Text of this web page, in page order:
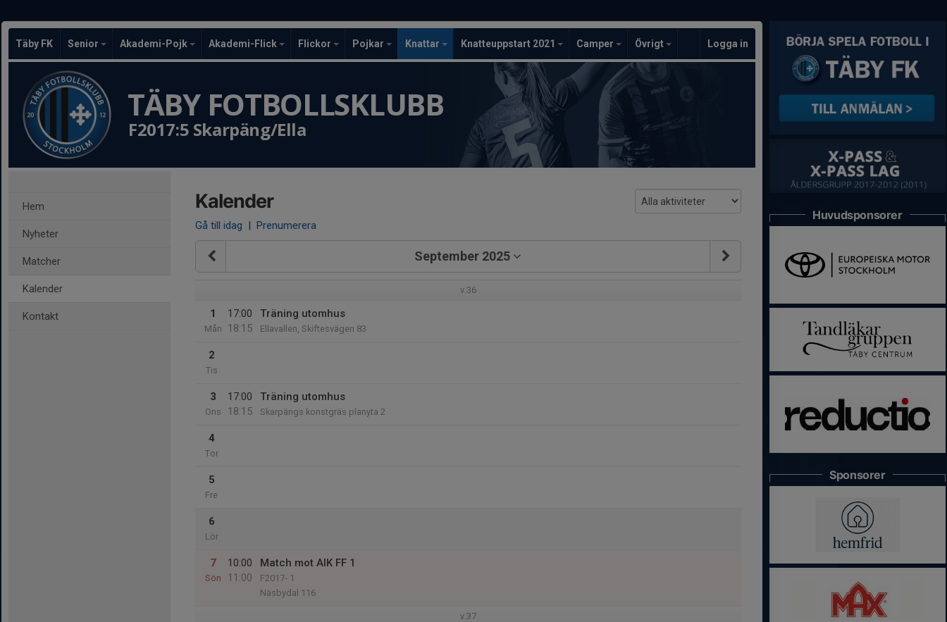
Täby FK Senior Akademi-Pojk Akademi-Flick Flickor Pojkar Knattar Knatteuppstart 2021 Camper Övrigt Logga in
TÄBY FOTBOLLSKLUBB
F2017:5 Skarpäng/Ella
Hem
Nyheter
Matcher
Kalender
Kontakt
Kalender
Gå till idag | Prenumerera
September 2025
v.36
1
Mån
17:00
18:15
Träning utomhus
Ellavallen, Skiftesvägen 83
2
Tis
3
Ons
17:00
18:15
Träning utomhus
Skarpängs konstgräs planyta 2
4
Tor
5
Fre
6
Lör
7
Sön
10:00
11:00
Match mot AIK FF 1
F2017- 1
Näsbydal 116
v.37
Huvudsponsorer
Sponsorer